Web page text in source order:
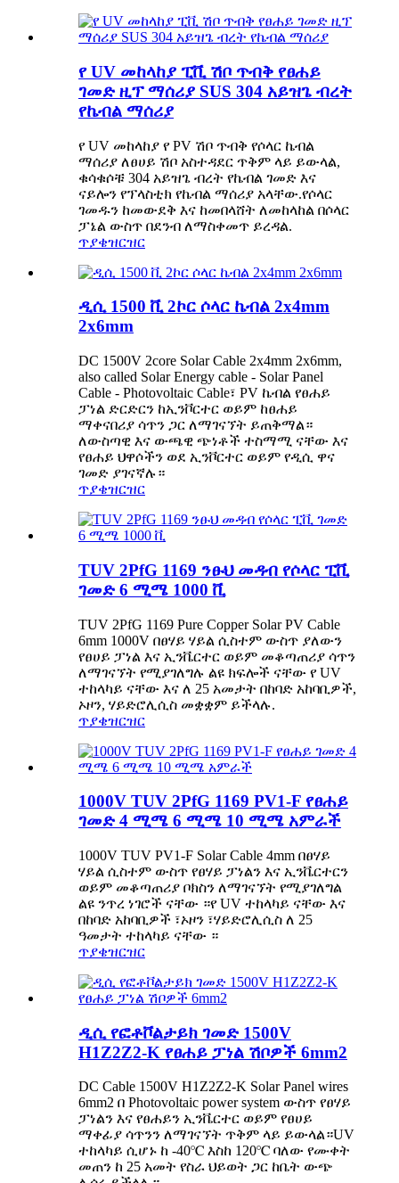
የ UV መከላከያ ፒቪ ሽቦ ጥብቅ የፀሐይ
ገመድ ዚፕ ማሰሪያ SUS 304 አይዝጌ ብረት
የኬብል ማሰሪያ
የ UV መከላከያ የ PV ሽቦ ጥብቅ የሶላር ኬብል
ማሰሪያ ለፀሀይ ሽቦ አስተዳደር ጥቅም ላይ ይውላል,
ቁሳቁሶቹ 304 አይዝጌ ብረት የኬብል ገመድ እና
ናይሎን የፕላስቲክ የኬብል ማሰሪያ አላቸው.የሶላር
ገመዱን ከመውደቅ እና ከመበላሸት ለመከላከል በሶላር
ፓኔል ውስጥ በደንብ ለማስቀመጥ ይረዳል.
ጥያቄዝርዝር
ዲሲ 1500 ቪ 2ኮር ሶላር ኬብል 2x4mm
2x6mm
DC 1500V 2core Solar Cable 2x4mm 2x6mm,
also called Solar Energy cable - Solar Panel
Cable - Photovoltaic Cable፣ PV ኬብል የፀሐይ
ፓነል ድርድርን ከኢንቮርተር ወይም ከፀሐይ
ማቀናበሪያ ሳጥን ጋር ለማገናኘት ይጠቅማል።
ለውስጣዊ እና ውጫዊ ጭነቶች ተስማሚ ናቸው እና
የፀሐይ ህዋሶችን ወደ ኢንቮርተር ወይም የዲሲ ዋና
ገመድ ያገናኛሉ።
ጥያቄዝርዝር
TUV 2PfG 1169 ንፁህ መዳብ የሶላር ፒቪ
ገመድ 6 ሚሜ 1000 ቪ
TUV 2PfG 1169 Pure Copper Solar PV Cable
6mm 1000V በፀሃይ ሃይል ሲስተም ውስጥ ያለውን
የፀሀይ ፓነል እና ኢንቬርተር ወይም መቆጣጠሪያ ሳጥን
ለማገናኘት የሚያገለግሉ ልዩ ክፍሎች ናቸው የ UV
ተከላካይ ናቸው እና ለ 25 አመታት በከባድ አከባቢዎች,
ኦዞን, ሃይድሮሊሲስ መቋቋም ይችላሉ.
ጥያቄዝርዝር
1000V TUV 2PfG 1169 PV1-F የፀሐይ
ገመድ 4 ሚሜ 6 ሚሜ 10 ሚሜ አምራች
1000V TUV PV1-F Solar Cable 4mm በፀሃይ
ሃይል ሲስተም ውስጥ የፀሃይ ፓነልን እና ኢንቬርተርን
ወይም መቆጣጠሪያ ቦክስን ለማገናኘት የሚያገለግል
ልዩ ንጥረ ነገሮች ናቸው ።የ UV ተከላካይ ናቸው እና
በከባድ አከባቢዎች ፣ኦዞን ፣ሃይድሮሊሲስ ለ 25
ዓመታት ተከላካይ ናቸው ።
ጥያቄዝርዝር
ዲሲ የፎቶቮልታይክ ገመድ 1500V
H1Z2Z2-K የፀሐይ ፓነል ሽቦዎች 6mm2
DC Cable 1500V H1Z2Z2-K Solar Panel wires
6mm2 በ Photovoltaic power system ውስጥ የፀሃይ
ፓነልን እና የፀሐይን ኢንቬርተር ወይም የፀሀይ
ማቀፊያ ሳጥንን ለማገናኘት ጥቅም ላይ ይውላል።UV
ተከላካይ ሲሆኑ ከ -40℃ እስከ 120℃ ባለው የሙቀት
መጠን ከ 25 አመት የስራ ህይወት ጋር ከቤት ውጭ